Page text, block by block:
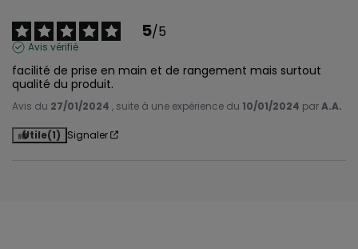
5/5
Avis vérifié
facilité de prise en main et de rangement mais surtout
qualité du produit.
Avis du 27/01/2024 , suite à une expérience du 10/01/2024 parA.A.
Utile(1) Signaler